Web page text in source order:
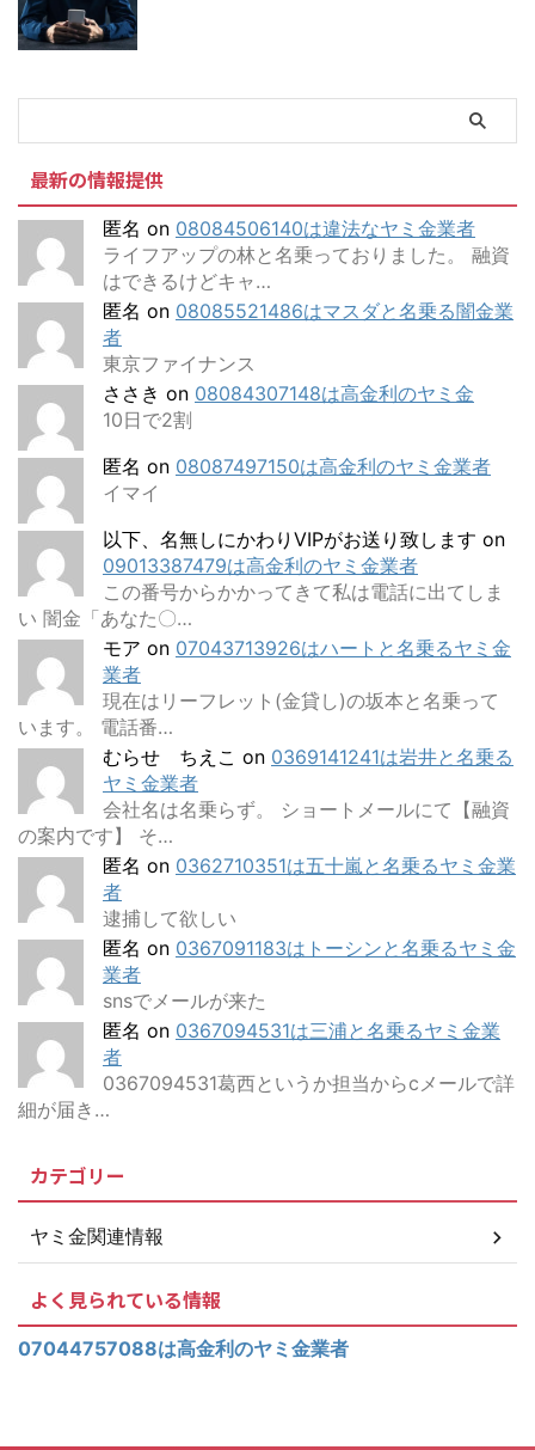
最新の情報提供
匿名 on 08084506140は違法なヤミ金業者
ライフアップの林と名乗っておりました。 融資
はできるけどキャ…
匿名 on 08085521486はマスダと名乗る闇金業
者
東京ファイナンス
ささき on 08084307148は高金利のヤミ金
10日で2割
匿名 on 08087497150は高金利のヤミ金業者
イマイ
以下、名無しにかわりVIPがお送り致します on
09013387479は高金利のヤミ金業者
この番号からかかってきて私は電話に出てしま
い 闇金「あなた〇…
モア on 07043713926はハートと名乗るヤミ金
業者
現在はリーフレット(金貸し)の坂本と名乗って
います。 電話番…
むらせ ちえこ on 0369141241は岩井と名乗る
ヤミ金業者
会社名は名乗らず。 ショートメールにて【融資
の案内です】 そ…
匿名 on 0362710351は五十嵐と名乗るヤミ金業
者
逮捕して欲しい
匿名 on 0367091183はトーシンと名乗るヤミ金
業者
snsでメールが来た
匿名 on 0367094531は三浦と名乗るヤミ金業
者
0367094531葛西というか担当からcメールで詳
細が届き…
カテゴリー
ヤミ金関連情報
よく見られている情報
07044757088は高金利のヤミ金業者